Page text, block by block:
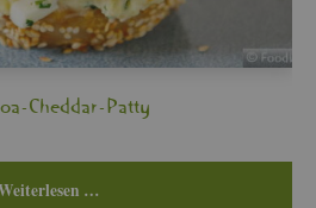
Ched­dar-Patty
…